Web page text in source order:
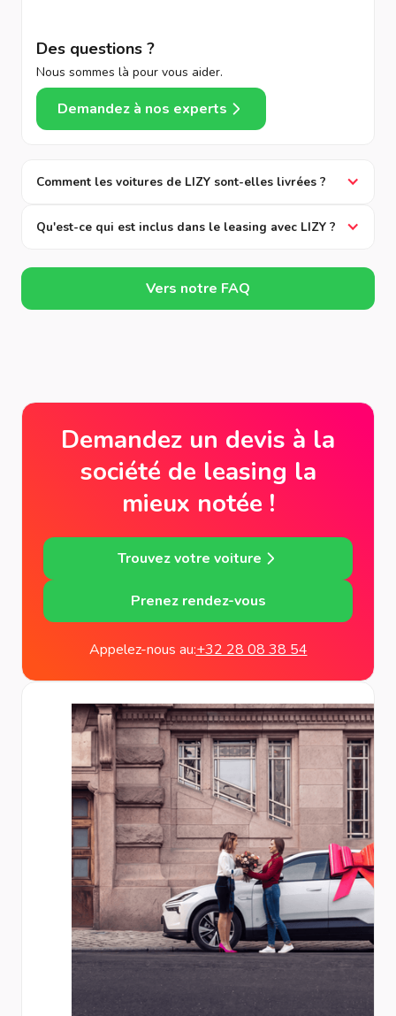
Des questions ?
Nous sommes là pour vous aider.
Demandez à nos experts
Comment les voitures de LIZY sont-elles livrées ?
Qu'est-ce qui est inclus dans le leasing avec LIZY ?
Vers notre FAQ
Demandez un devis à la
société de leasing la
mieux notée !
Trouvez votre voiture
Prenez rendez-vous
Appelez-nous au:+32 28 08 38 54